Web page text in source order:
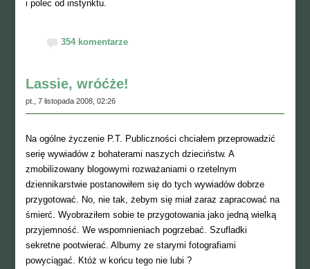
i polec od instynktu.
354 komentarze
Lassie, wróćże!
pt., 7 listopada 2008, 02:26
Na ogólne życzenie P.T. Publiczności chciałem przeprowadzić
serię wywiadów z bohaterami naszych dzieciństw. A
zmobilizowany blogowymi rozważaniami o rzetelnym
dziennikarstwie postanowiłem się do tych wywiadów dobrze
przygotować. No, nie tak, żebym się miał zaraz zapracować na
śmierć. Wyobraziłem sobie te przygotowania jako jedną wielką
przyjemność. We wspomnieniach pogrzebać. Szufladki
sekretne pootwierać. Albumy ze starymi fotografiami
powyciągać. Któż w końcu tego nie lubi ?